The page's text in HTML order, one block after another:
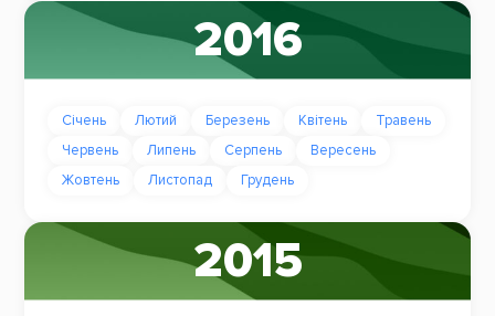
2016
Січень Лютий Березень Квітень
Травень
Червень
Липень Серпень
Вересень
Жовтень
Листопад Грудень
2015